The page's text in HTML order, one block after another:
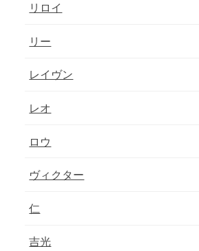
リロイ
リー
レイヴン
レオ
ロウ
ヴィクター
仁
吉光